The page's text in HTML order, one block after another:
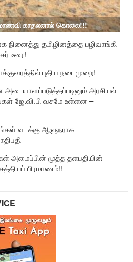
மாணவி காதலனால் கொலை!!!
நினைத்து தமிழினத்தை பழிவாங்கி
உரை!
புதிய நடைமுறை!
அடையாளப்படுத்தப்படினும் அரசியல்
ஜே.வி.பி வசமே உள்ளன –
வடக்கு ஆளுநராக
அமைப்பின் மூத்த தளபதியின்
பிரமாணம்!!